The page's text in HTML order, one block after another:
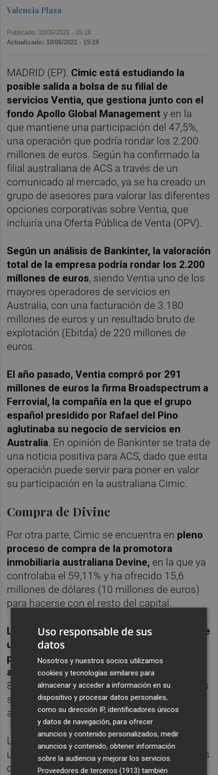
Valencia Plaza
Publicado: 10/06/2021 · 15:16
Actualizado: 10/06/2021 · 15:19
MADRID (EP). Cimic está estudiando la
posible salida a bolsa de su filial de
servicios Ventia, que gestiona junto con el
fondo Apollo Global Management y en la
que mantiene una participación del 47,5%,
una operación que podría rondar los 2.200
millones de euros. Según ha confirmado la
filial australiana de ACS a través de un
comunicado al mercado, ya se ha creado un
grupo de asesores para valorar las diferentes
opciones corporativas sobre Ventia, que
incluiría una Oferta Pública de Venta (OPV).
Según un análisis de Bankinter, la valoración
total de la empresa podría rondar los 2.200
millones de euros, siendo Ventia uno de los
mayores operadores de servicios en
Australia, con una facturación de 3.180
millones de euros y un resultado bruto de
explotación (Ebitda) de 220 millones de
euros.
El año pasado, Ventia compró por 291
millones de euros la firma Broadspectrum a
Ferrovial, la compañía en la que el grupo
español presidido por Rafael del Pino
aglutinaba su negocio de servicios en
Australia. En opinión de Bankinter se trata de
una noticia positiva para ACS, dado que esta
operación puede servir para poner en valor
su participación en la australiana Cimic.
Compra de Divine
Por otra parte, Cimic se encuentra en pleno
proceso de compra de la promotora
inmobiliaria australiana Devine, en la que ya
controlaba el 59,11% y ha ofrecido 15,6
millones de dólares (10 millones de euros)
para hacerse con el resto del capital.
La oferta lanzada por la filial de ACS supone
una prima del 100% respecto al último
precio marcado en bolsa por Devine
anterior al lanzamiento de la oferta
86,1% sobre la media en la que sus acciones
se han estado moviendo en los dos últimos
años.
La compañía financiará la operación
utilizando los fondos disponibles o las líneas
de crédito existentes. "Cimic tiene fondos
Uso responsable de sus
datos
Nosotros y nuestros socios utilizamos
cookies y tecnologías similares para
almacenar y acceder a información en su
dispositivo y procesar datos personales,
como su dirección IP, identificadores únicos
y datos de navegación, para ofrecer
anuncios y contenido personalizados, medir
anuncios y contenido, obtener información
sobre la audiencia y mejorar los servicios.
Proveedores de terceros (1913) también